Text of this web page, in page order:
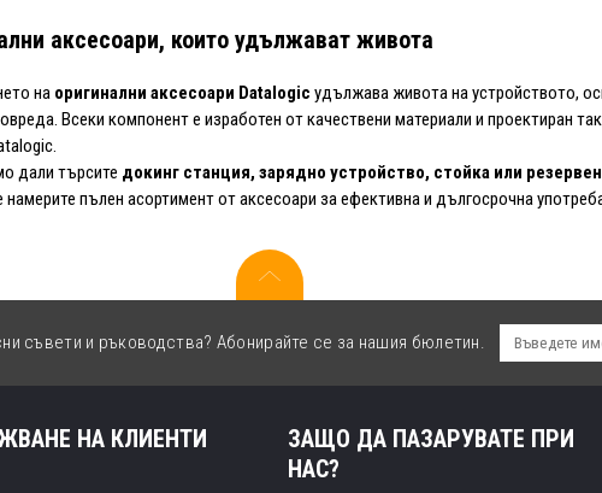
аксесоари, които удължават живота
на оригинални аксесоари Datalogic удължава живота на устройството,
Всеки компонент е изработен от качествени материали и проектиран
дали търсите докинг станция, зарядно устройство, стойка или
пълен асортимент от аксесоари за ефективна и дългосрочна
съвети и ръководства? Абонирайте се за нашия бюлетин.
НА КЛИЕНТИ
ЗАЩО ДА ПАЗАРУВАТЕ ПРИ
НАС?